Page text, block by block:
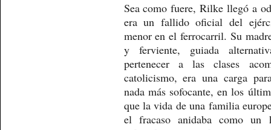
Sea como fuere, Rilke llegó a
era un fallido oficial del
menor en el ferrocarril. Su
y ferviente, guiada
pertenecer a las clases
catolicismo, era una carga
nada más sofocante, en los
que la vida de una familia
el fracaso anidaba como un